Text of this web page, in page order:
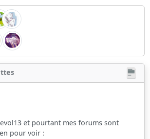
et pourtant mes forums sont
pour voir :